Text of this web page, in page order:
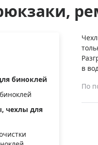
часы
биноклей
чехлы для
в
По